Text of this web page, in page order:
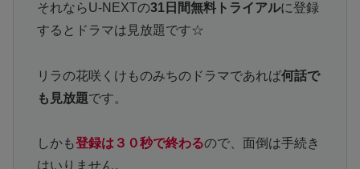
それならU-NEXTの31日間無料トライアルに登録
するとドラマは見放題です☆
リラの花咲くけものみちのドラマであれば何話で
も見放題です。
しかも登録は３０秒で終わるので、面倒は手続き
はいりません。